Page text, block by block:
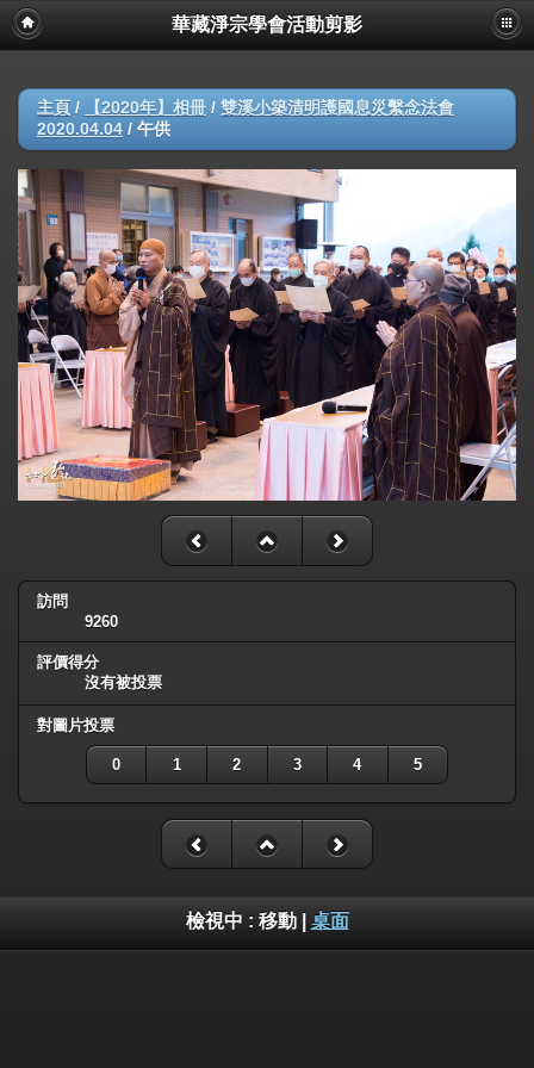
華藏淨宗學會活動剪影
主頁 / 【2020年】相冊 / 雙溪小築清明護國息災繫念法會
2020.04.04 / 午供
訪問
9260
評價得分
沒有被投票
對圖片投票
0 1 2 3 4 5
檢視中 : 移動| 桌面